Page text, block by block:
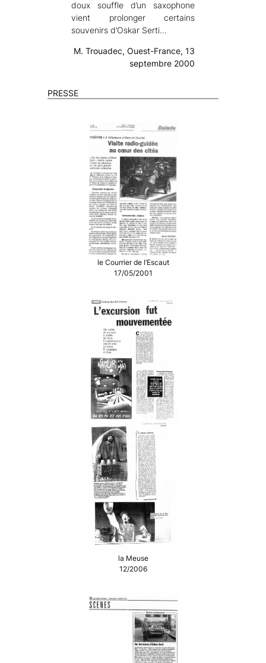
doux souffle d’un saxophone
vient prolonger certains
souvenirs d’Oskar Serti…
M. Trouadec, Ouest-France, 13
septembre 2000
PRESSE
le Courrier de l’Escaut
17/05/2001
la Meuse
12/2006